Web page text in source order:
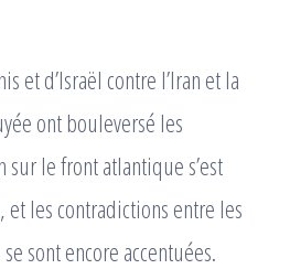
et d’Israël contre l’Iran et la
ont bouleversé les
le front atlantique s’est
et les contradictions entre les
sont encore accentuées.